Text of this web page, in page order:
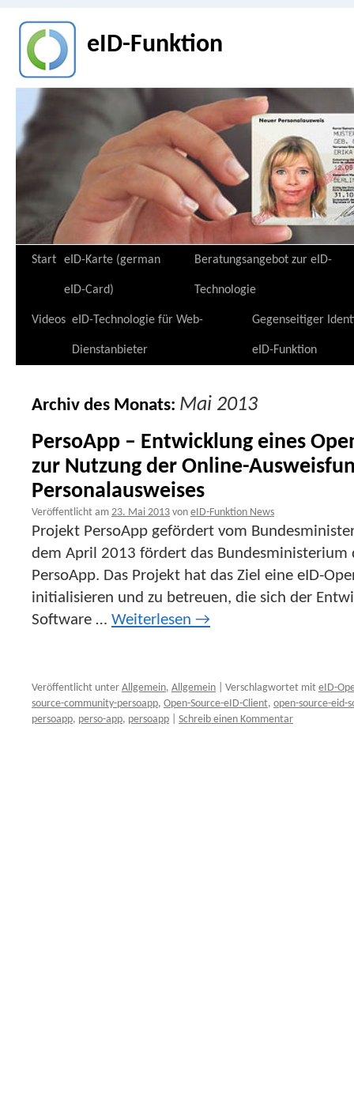
eID-Funktion
Zum
springen
Start eID-Karte (german
eID-Card)
Beratungsangebot zur eID-
Technologie
Videos eID-Technologie für Web-
Dienstanbieter
Gegenseitiger
eID-Funktion
Archiv des Monats: Mai 2013
PersoApp – Entwicklung eines
zur Nutzung der Online-
Personalausweises
Veröffentlicht am 23. Mai 2013 von eID-Funktion News
Projekt PersoApp gefördert vom
dem April 2013 fördert das Bundesministerium
PersoApp. Das Projekt hat das Ziel eine eID-
initialisieren und zu betreuen, die sich der
Software … Weiterlesen →
Veröffentlicht unter Allgemein, Allgemein Verschlagwortet mit eID-
source-community-persoapp, Open-Source-eID-Client, open-source-eid-
persoapp, perso-app, persoapp Schreib einen Kommentar